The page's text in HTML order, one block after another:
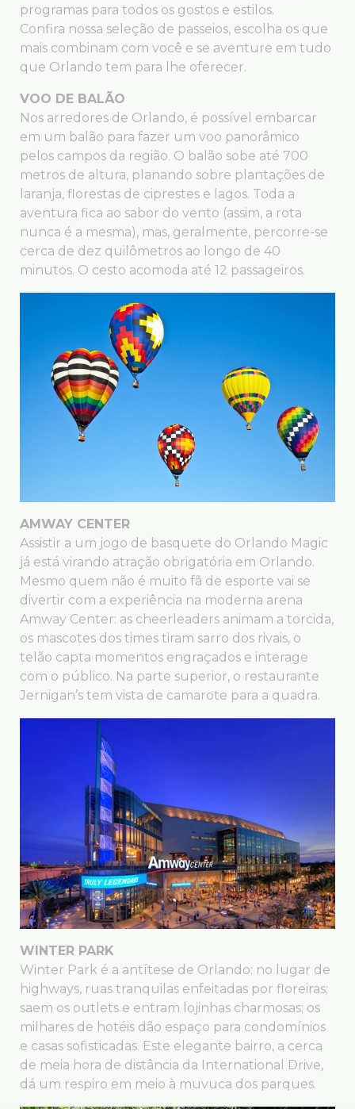
programas para todos os gostos e estilos.
Confira nossa seleção de passeios, escolha os que
mais combinam com você e se aventure em tudo
que Orlando tem para lhe oferecer.
VOO DE BALÃO
Nos arredores de Orlando, é possível embarcar
em um balão para fazer um voo panorâmico
pelos campos da região. O balão sobe até 700
metros de altura, planando sobre plantações de
laranja, florestas de ciprestes e lagos. Toda a
aventura fica ao sabor do vento (assim, a rota
nunca é a mesma), mas, geralmente, percorre-se
cerca de dez quilômetros ao longo de 40
minutos. O cesto acomoda até 12 passageiros.
AMWAY CENTER
Assistir a um jogo de basquete do Orlando Magic
já está virando atração obrigatória em Orlando.
Mesmo quem não é muito fã de esporte vai se
divertir com a experiência na moderna arena
Amway Center: as cheerleaders animam a torcida,
os mascotes dos times tiram sarro dos rivais, o
telão capta momentos engraçados e interage
com o público. Na parte superior, o restaurante
Jernigan’s tem vista de camarote para a quadra.
WINTER PARK
Winter Park é a antítese de Orlando: no lugar de
highways, ruas tranquilas enfeitadas por floreiras;
saem os outlets e entram lojinhas charmosas; os
milhares de hotéis dão espaço para condomínios
e casas sofisticadas. Este elegante bairro, a cerca
de meia hora de distância da International Drive,
dá um respiro em meio à muvuca dos parques.